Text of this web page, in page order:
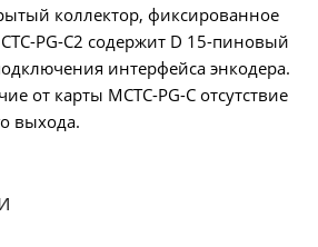
коллектор, фиксированное
PG-C2 содержит D 15-пиновый
интерфейса энкодера.
от карты MCTC-PG-C отсутствие
выхода.